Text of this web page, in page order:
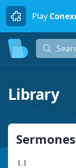
Play
Library
1.1